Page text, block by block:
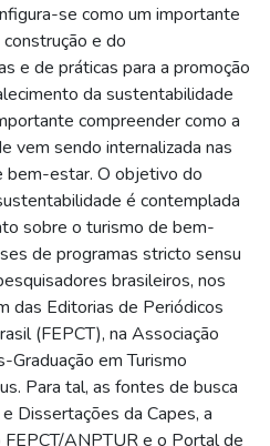
se como um importante
e do
e de práticas para a promoção
da sustentabilidade
compreender como a
vem sendo internalizada nas
bem-estar. O objetivo do
é contemplada
sobre o turismo de bem-
de programas stricto sensu
brasileiros, nos
das Editorias de Periódicos
(FEPCT), na Associação
Graduação em Turismo
Para tal, as fontes de busca
Dissertações da Capes, a
ANPTUR e o Portal de